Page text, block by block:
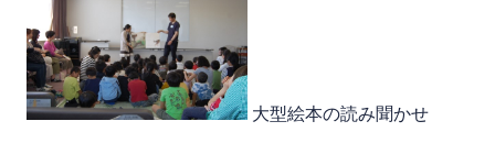
大型絵本の読み聞かせ